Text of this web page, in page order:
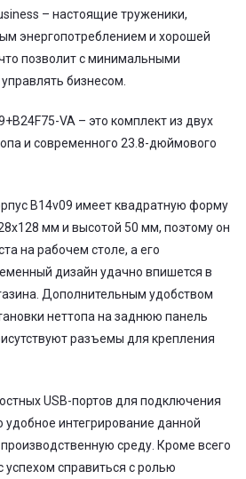
– настоящие труженики,
энергопотреблением и хорошей
позволит с минимальными
бизнесом.
VA – это комплект из двух
и современного 23.8-дюймового
B14v09 имеет квадратную форму
мм и высотой 50 мм, поэтому он
на рабочем столе, а его
дизайн удачно впишется в
Дополнительным удобством
неттопа на заднюю панель
разъемы для крепления
USB-портов для подключения
интегрирование данной
среду. Кроме всего
успехом справиться с ролью